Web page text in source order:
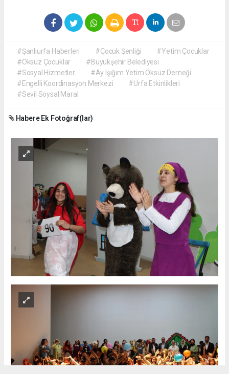
#Şanlıurfa Haberleri #Çocuk Şenliği
#Yetim Çocuklar
#Öksüz Çocuklar
#Büyükşehir Belediyesi
#Sosyal Hizmetler
#Ay Işığım Yetim Öksüz Derneği
#Engelli Koordinasyon Merkezi
#Urfa Etkinlikleri
#Sevil Soysal Maral
Habere Ek Fotoğraf(lar)